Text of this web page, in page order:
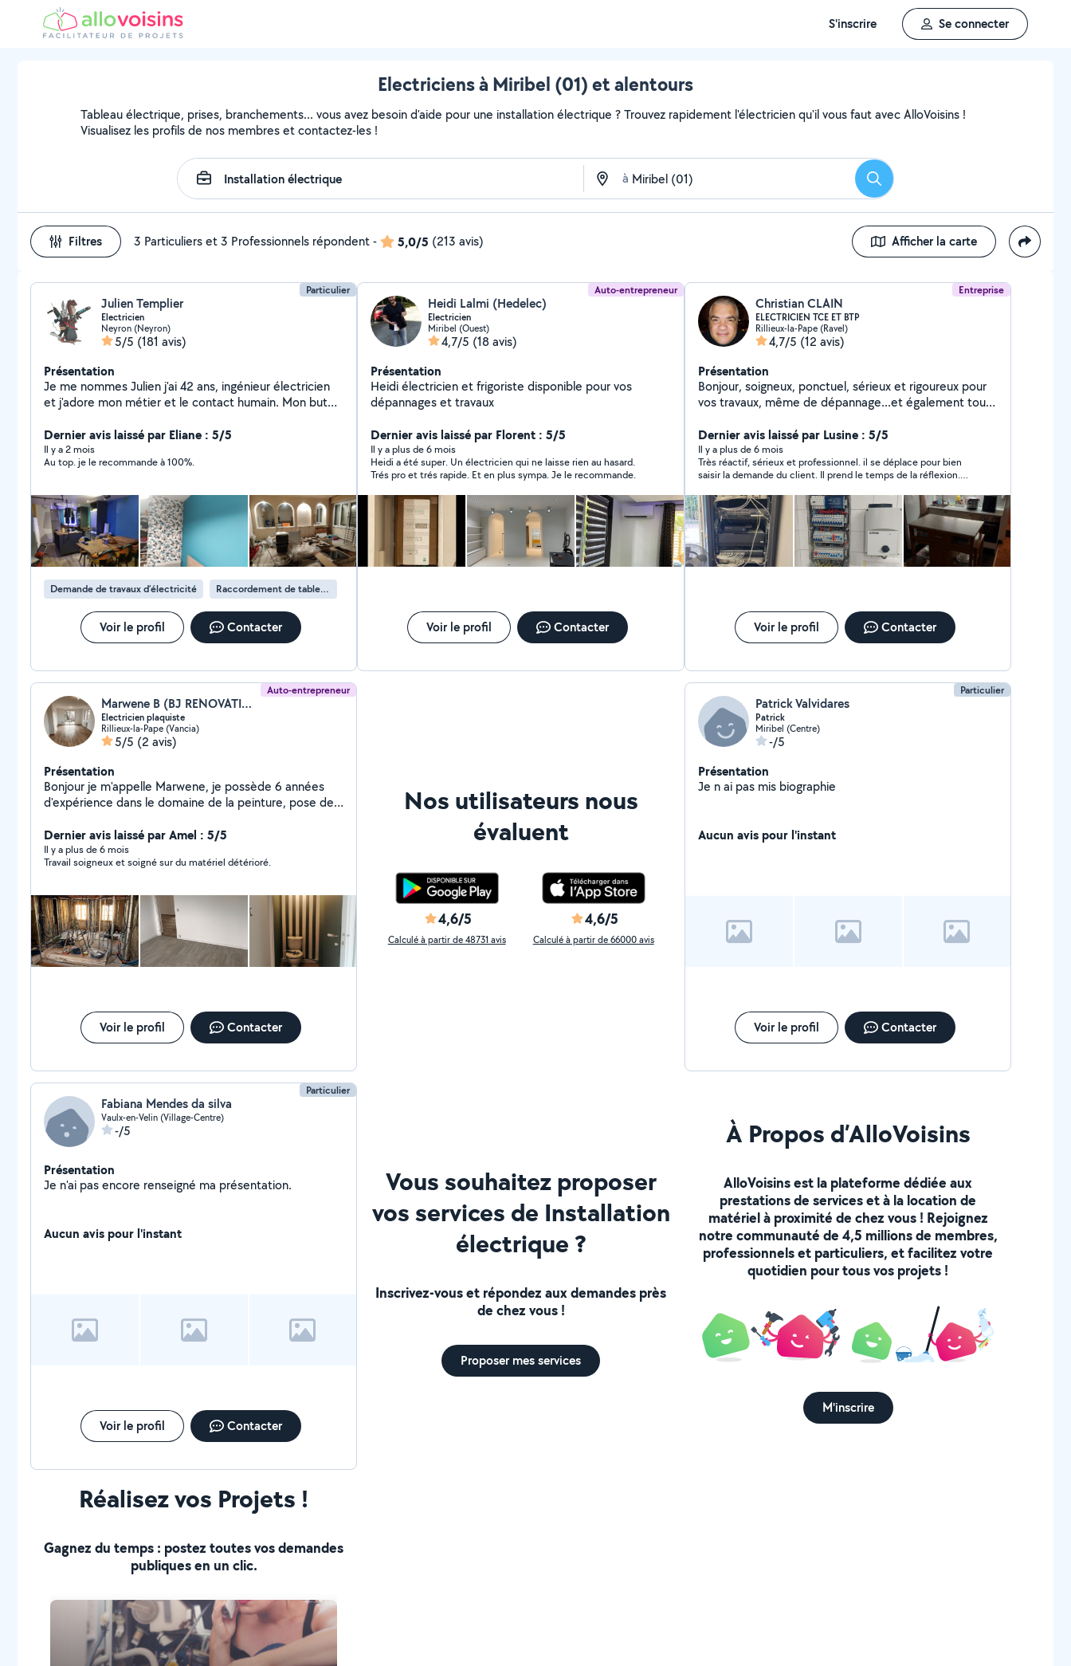
S'inscrire Se connecter
Electriciens à Miribel (01) et alentours
Tableau électrique, prises, branchements... vous avez besoin d'aide pour une installation électrique ? Trouvez rapidement l'électricien qu'il vous faut avec AlloVoisins !
Visualisez les profils de nos membres et contactez-les !
à Rechercher
Filtres 3 Particuliers et 3 Professionnels répondent- 5,0/5 (213 avis) Afficher la carte
Particulier
Julien Templier
Electricien
Neyron (Neyron)
5/5 (181 avis)
Présentation
Je me nommes Julien j'ai 42 ans, ingénieur électricien
et j'adore mon métier et le contact humain. Mon but
un rôle très pédagogique sur la manière d'ont le travail
doit d'effectué et la raison des choix technique ç
choisir. Mes 3 pôles d'interventions: - Rénovation
Ajout/déplacement de prises/interrupteurs -
Changement d'un tableau électrique en remettant
l'ensemble complètement à plat. Ayant la garantie
décennale j'ai tout intérêt à bien faire les choses
Dernier avis laissé par Eliane : 5/5
Il y a 2 mois
Au top. je le recommande à 100%.
Demande de travaux d’électricité Raccordement de tableau électrique
Voir le profil Contacter
Auto-entrepreneur
Heidi Lalmi (Hedelec)
Electricien
Miribel (Ouest)
4,7/5 (18 avis)
Présentation
Heidi électricien et frigoriste disponible pour vos
dépannages et travaux
Dernier avis laissé par Florent : 5/5
Il y a plus de 6 mois
Heidi a été super. Un électricien qui ne laisse rien au hasard.
Trés pro et trés rapide. Et en plus sympa. Je le recommande.
Voir le profil Contacter
Entreprise
Christian CLAIN
ELECTRICIEN TCE ET BTP
Rillieux-la-Pape (Ravel)
4,7/5 (12 avis)
Présentation
Bonjour, soigneux, ponctuel, sérieux et rigoureux pour
vos travaux, même de dépannage...et également tous
diplômé. Nouveauté !!! maintenant vous pouvez payer
par CB. Assurance responsabilité civile professionnelle
et décennale 2024. Bientôt ouverture de magasin SAV
pour réparer vos moteurs de volets roulants
électriques...NE JETEZ PLUS VOS MOTEURS DE
VOLETS ROULANTS ÉLECTRIQUES...
Dernier avis laissé par Lusine : 5/5
Il y a plus de 6 mois
Très réactif, sérieux et professionnel. il se déplace pour bien
saisir la demande du client. Il prend le temps de la réflexion.
Voir le profil Contacter
Auto-entrepreneur
Marwene B (BJ RENOVATION)
Electricien plaquiste
Rillieux-la-Pape (Vancia)
5/5 (2 avis)
Présentation
Bonjour je m'appelle Marwene, je possède 6 années
d'expérience dans le domaine de la peinture, pose de
démolition,électricité,déménagement. N'hésitez pas à
me contacter. À bientôt.
Dernier avis laissé par Amel : 5/5
Il y a plus de 6 mois
Travail soigneux et soigné sur du matériel détérioré.
Voir le profil Contacter
Nos utilisateurs nous
évaluent
4,6/5
Calculé à partir de 48731 avis
4,6/5
Calculé à partir de 66000 avis
Particulier
Patrick Valvidares
Patrick
Miribel (Centre)
-/5
Présentation
Je n ai pas mis biographie
Aucun avis pour l'instant
Voir le profil Contacter
Particulier
Fabiana Mendes da silva
Vaulx-en-Velin (Village-Centre)
-/5
Présentation
Je n'ai pas encore renseigné ma présentation.
Aucun avis pour l'instant
Voir le profil Contacter
Vous souhaitez proposer
vos services de Installation
électrique ?
Inscrivez-vous et répondez aux demandes près
de chez vous !
Proposer mes services
À Propos d’AlloVoisins
AlloVoisins est la plateforme dédiée aux
prestations de services et à la location de
matériel à proximité de chez vous ! Rejoignez
notre communauté de 4,5 millions de membres,
professionnels et particuliers, et facilitez votre
quotidien pour tous vos projets !
M'inscrire
Réalisez vos Projets !
Gagnez du temps : postez toutes vos demandes
publiques en un clic.